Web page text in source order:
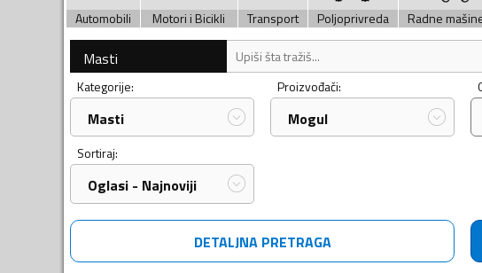
Automobili Motori i Bicikli Transport Poljoprivreda Radne
Masti
Kategorije:
Masti
Proizvođači:
Mogul
Sortiraj:
Oglasi - Najnoviji
DETALJNA PRETRAGA